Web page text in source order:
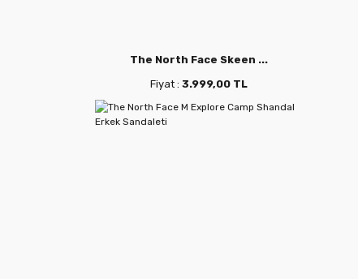
The North Face Skeen ...
Fiyat : 3.999,00 TL